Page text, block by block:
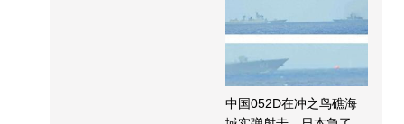
中国052D在冲之鸟礁海